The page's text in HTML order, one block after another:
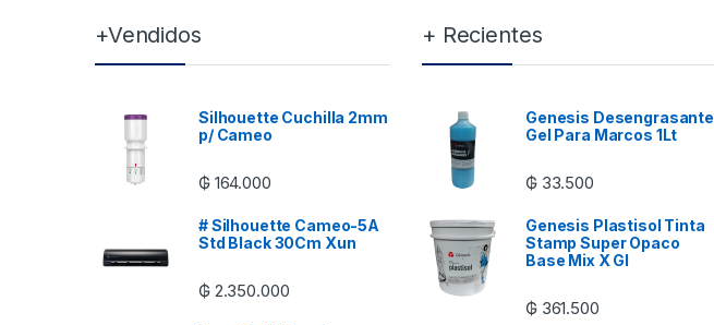
+Vendidos
Silhouette Cuchilla 2mm
p/ Cameo
₲ 164.000
# Silhouette Cameo-5A
Std Black 30Cm Xun
₲ 2.350.000
+ Recientes
Genesis Desengrasante
Gel Para Marcos 1Lt
₲ 33.500
Genesis Plastisol Tinta
Stamp Super Opaco
Base Mix X Gl
₲ 361.500